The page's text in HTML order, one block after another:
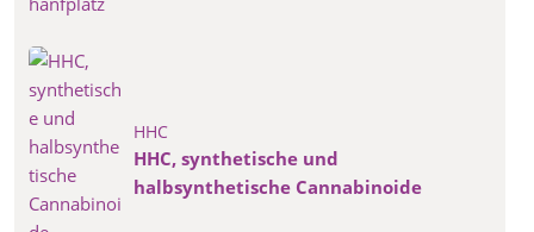
HHC
HHC, synthetische und
halbsynthetische Cannabinoide